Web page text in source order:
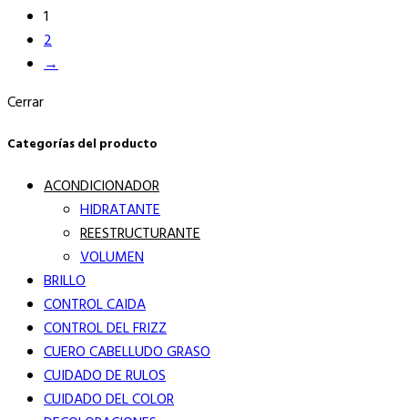
1
2
→
Cerrar
Categorías del producto
ACONDICIONADOR
HIDRATANTE
REESTRUCTURANTE
VOLUMEN
BRILLO
CONTROL CAIDA
CONTROL DEL FRIZZ
CUERO CABELLUDO GRASO
CUIDADO DE RULOS
CUIDADO DEL COLOR